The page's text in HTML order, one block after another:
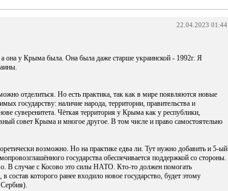
22.04.2023 01:44
она у Крыма была. Она была даже старше украинской - 1992г. Я
отделиться. Но есть практика, так как в мире появляются новые
государству: наличие народа, территории, правительства и
суверенитета. Чёткая территория у Крыма как у республики,
совет Крыма и многое другое. В том числе и право самостоятельно
возможно. Но на практике едва ли. Тут нужно добавить и 5-ый
государства обеспечивается поддержкой со стороны.
В случае с Косово это силы НАТО. Кто-то должен помогать
состав которого ранее входило новое государство, будет этому